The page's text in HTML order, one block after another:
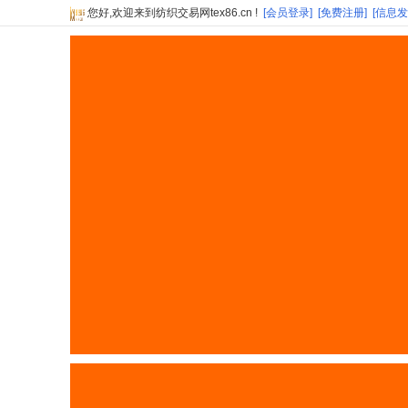
您好,欢迎来到纺织交易网tex86.cn ! [会员登录] [免费注册] [信息